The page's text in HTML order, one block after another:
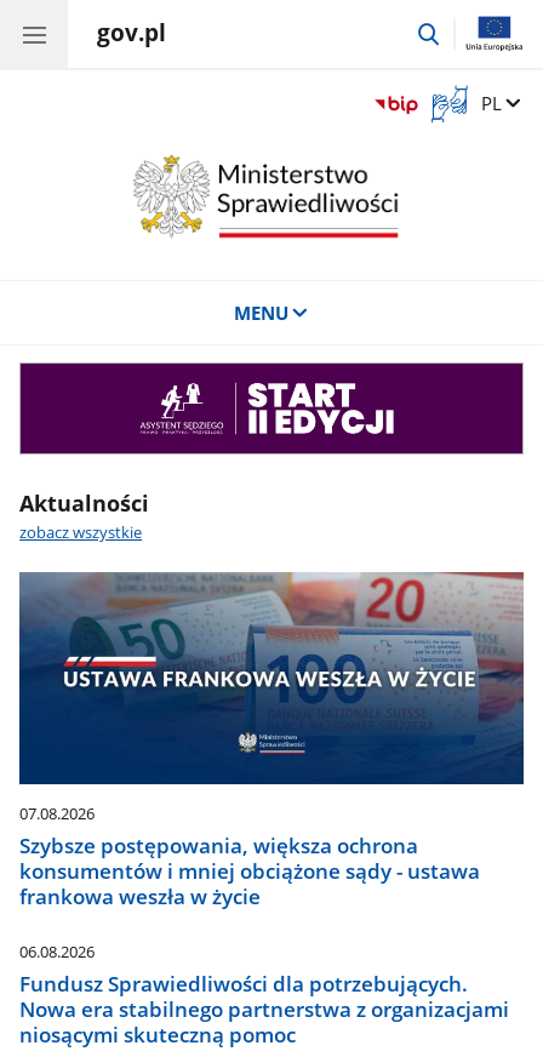
gov.pl
przejdź
Otwórz
okno
Zmień
PL
MENU
Aktualności
zobacz wszystkie
07.08.2026
Szybsze postępowania, większa ochrona
konsumentów i mniej obciążone sądy - ustawa
frankowa weszła w życie
06.08.2026
Fundusz Sprawiedliwości dla potrzebujących.
Nowa era stabilnego partnerstwa z organizacjami
niosącymi skuteczną pomoc